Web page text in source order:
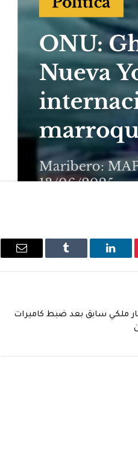
لينكدإن Tumblr
البريد
سابق بعد ضبط كاميرات